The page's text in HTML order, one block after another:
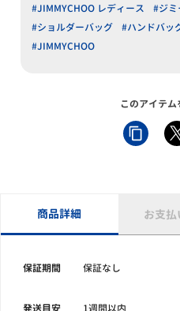
#JIMMYCHOO レディース
#ジミ
#ショルダーバッグ
#ハンドバッ
#JIMMYCHOO
このアイテ
商品詳細 お支払
保証期間 保証なし
発送目安 1週間以内